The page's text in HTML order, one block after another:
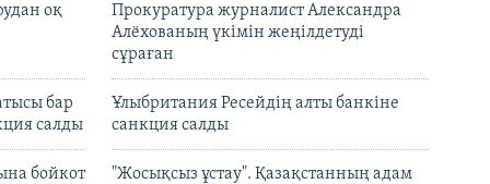
оқ
Прокуратура журналист Александра
Алёхованың үкімін жеңілдетуді
сұраған
бар
салды
Ұлыбритания Ресейдің алты банкіне
санкция салды
бойкот
"Жосықсыз ұстау". Қазақстанның адам